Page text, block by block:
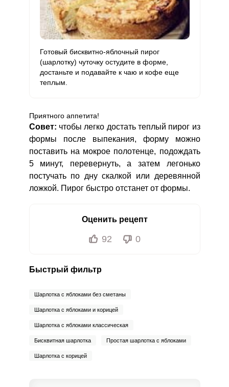
Готовый бисквитно-яблочный пирог
(шарлотку) чуточку остудите в форме,
достаньте и подавайте к чаю и кофе еще
теплым.
Приятного аппетита!
Совет: чтобы легко достать теплый пирог из
формы после выпекания, форму можно
поставить на мокрое полотенце, подождать
5 минут, перевернуть, а затем легонько
постучать по дну скалкой или деревянной
ложкой. Пирог быстро отстанет от формы.
Оценить рецепт
92 0
Быстрый фильтр
Шарлотка с яблоками без сметаны
Шарлотка с яблоками и корицей
Шарлотка с яблоками классическая
Бисквитная шарлотка Простая шарлотка с яблоками
Шарлотка с корицей